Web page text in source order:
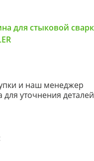
для стыковой
и наш менеджер
для уточнения деталей